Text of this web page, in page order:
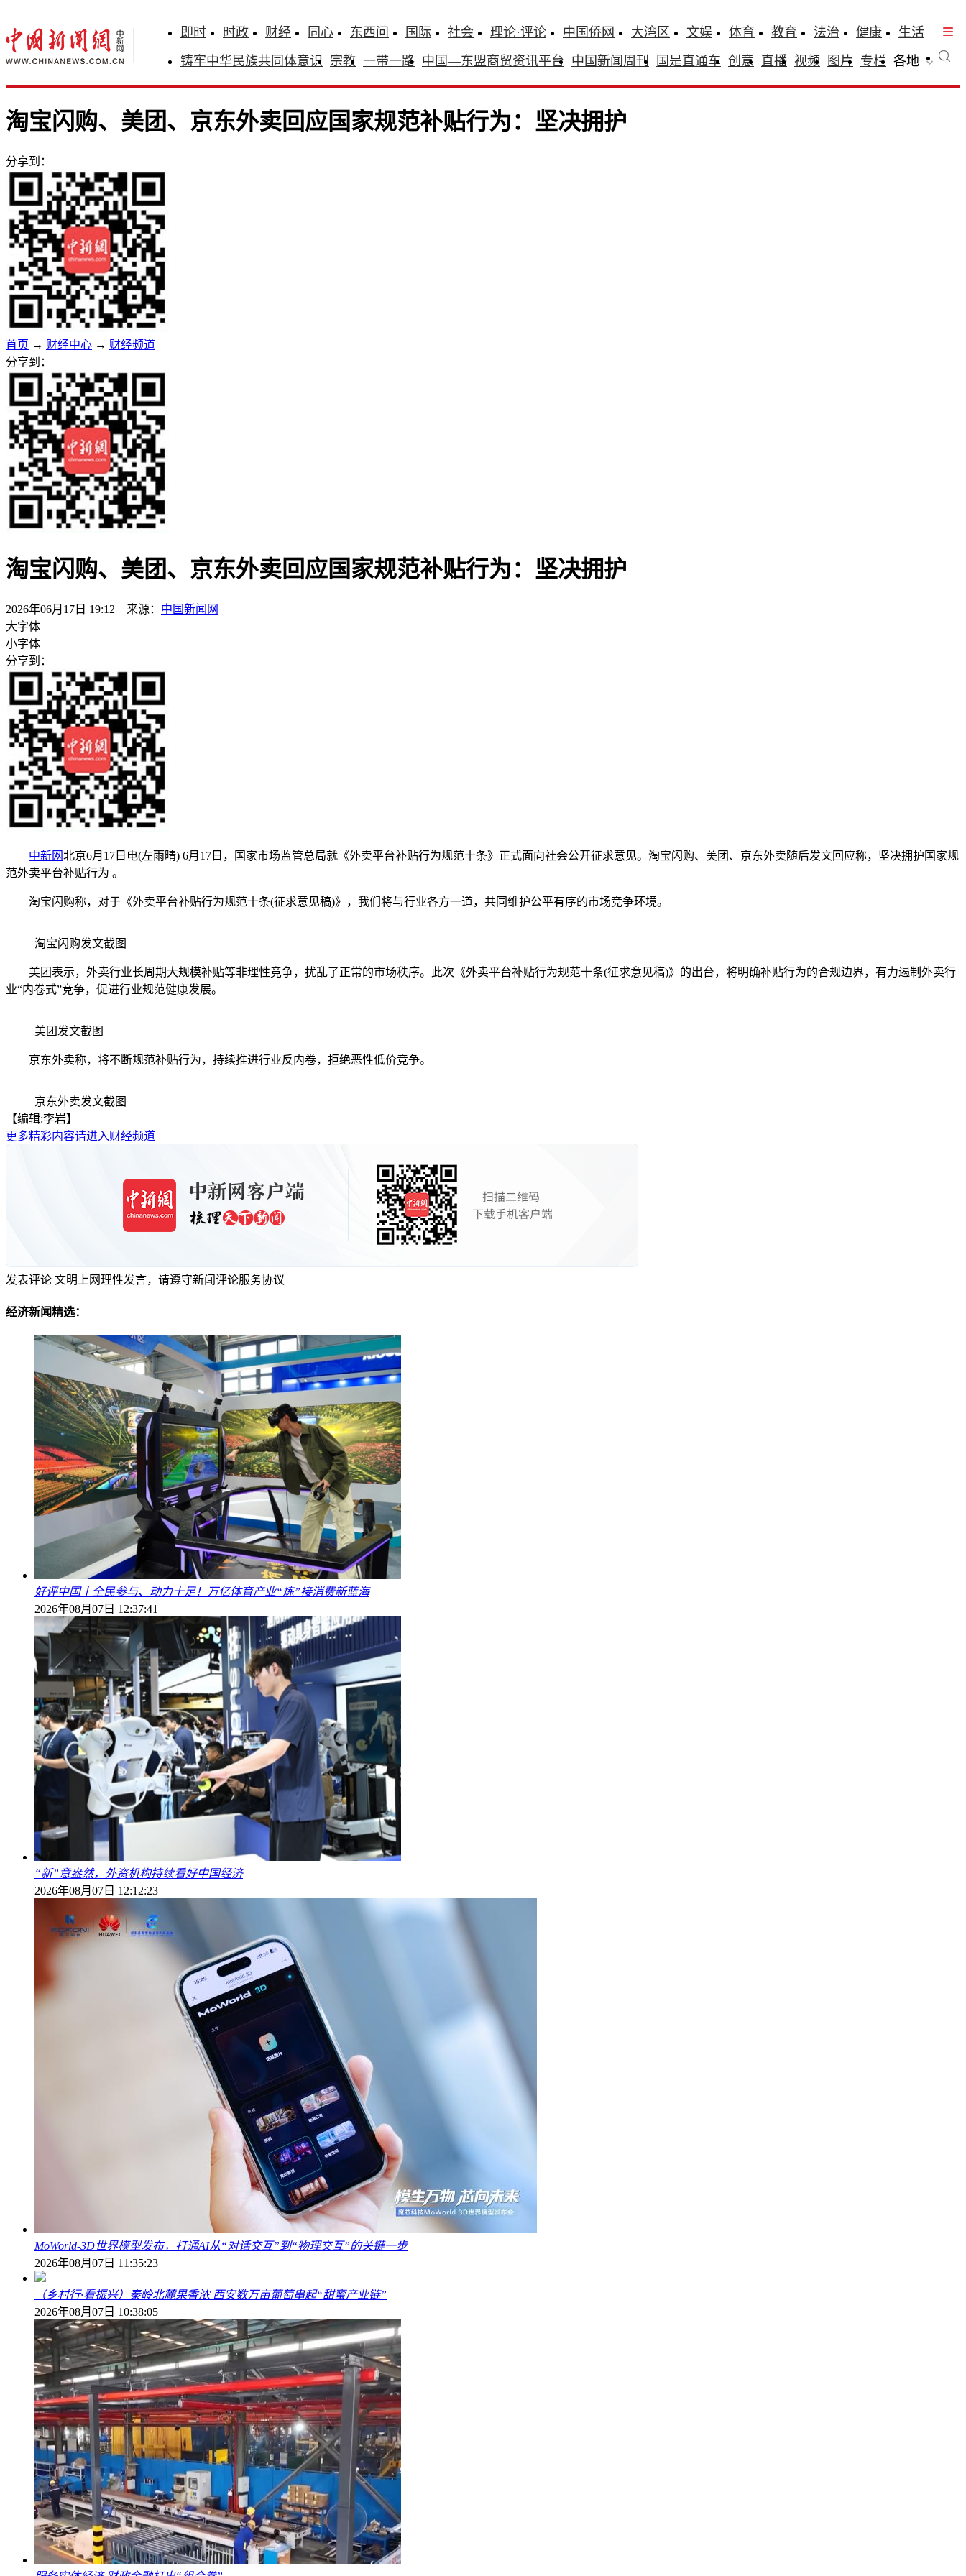
即时 时政 财经 同心 东西问 国际 社会 理论·评论 中国侨网 大湾区 文娱 体育 教育 法治 健康
生活
铸牢中华民族共同体意识 宗教 一带一路 中国—东盟商贸资讯平台 中国新闻周刊 国是直通车 创意 直播 视频 图片 专栏 各地
淘宝闪购、美团、京东外卖回应国家规范补贴行为：坚决拥护
分享到：
首页 → 财经中心 → 财经频道
分享到：
淘宝闪购、美团、京东外卖回应国家规范补贴行为：坚决拥护
2026年06月17日 19:12 来源： 中国新闻网
大字体
小字体
分享到：
中新网北京6月17日电(左雨晴) 6月17日，国家市场监管总局就《外卖平台补贴行为规范十条》正式面向社会公开征求意见。淘宝闪购、美团、京东外卖随后发文回应称，坚决拥护国家规
范外卖平台补贴行为 。
淘宝闪购称，对于《外卖平台补贴行为规范十条(征求意见稿)》，我们将与行业各方一道，共同维护公平有序的市场竞争环境。
淘宝闪购发文截图
美团表示，外卖行业长周期大规模补贴等非理性竞争，扰乱了正常的市场秩序。此次《外卖平台补贴行为规范十条(征求意见稿)》的出台，将明确补贴行为的合规边界，有力遏制外卖行
业“内卷式”竞争，促进行业规范健康发展。
美团发文截图
京东外卖称，将不断规范补贴行为，持续推进行业反内卷，拒绝恶性低价竞争。
京东外卖发文截图
【编辑:李岩】
更多精彩内容请进入财经频道
发表评论 文明上网理性发言，请遵守新闻评论服务协议
经济新闻精选：
好评中国丨全民参与、动力十足！万亿体育产业“炼”接消费新蓝海
2026年08月07日 12:37:41
“新”意盎然，外资机构持续看好中国经济
2026年08月07日 12:12:23
MoWorld-3D世界模型发布，打通AI从“对话交互”到“物理交互”的关键一步
2026年08月07日 11:35:23
（乡村行·看振兴）秦岭北麓果香浓 西安数万亩葡萄串起“甜蜜产业链”
2026年08月07日 10:38:05